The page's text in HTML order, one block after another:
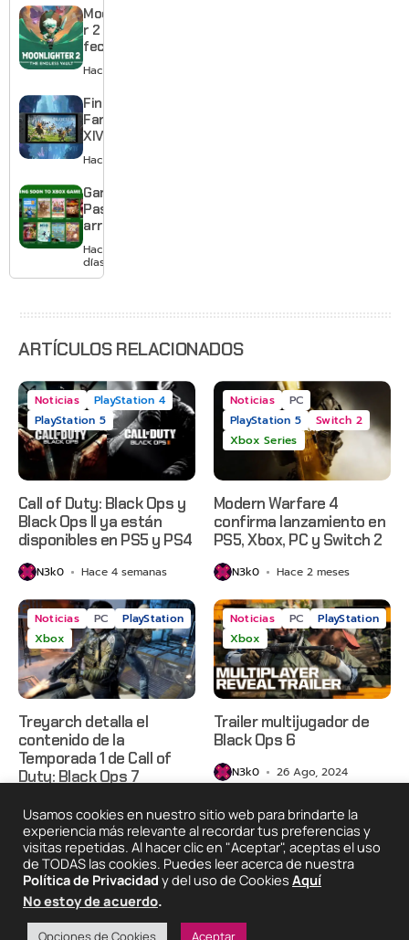
estreno
anticipado
en Netflix
Moonlighte
r 2 ya tiene
fecha y
puedes
quedarte
gratis con
el primero
Hace 2 días
Final
Fantasy
XIV llega a
Switch 2 y
te deja
jugar un
mes sin
pagar
suscripción
Hace 3 días
Game
Pass
arranca
agosto
con
Gears of
2 y más
Hace 3
días
ARTÍCULOS RELACIONADOS
Noticias
PlayStation 4
PlayStation 5
Call of Duty: Black Ops y
Black Ops II ya están
disponibles en PS5 y PS4
N3k0 Hace 4 semanas
Noticias
PC
PlayStation 5
Switch 2
Xbox Series
Modern Warfare 4
confirma lanzamiento en
PS5, Xbox, PC y Switch 2
N3k0 Hace 2 meses
Noticias PC
PlayStation
Xbox
Treyarch detalla el
contenido de la
Temporada 1 de Call of
Duty: Black Ops 7
N3k0 Hace 10 meses
Noticias PC
PlayStation
Xbox
Trailer multijugador de
Black Ops 6
N3k0 26 Ago, 2024
2025 © Degeneraciónx.com | Anime, Games & Nothing
Quiénes
Somos
Condiciones De
Uso Privacidad
Usamos cookies en nuestro sitio web para brindarte la
experiencia más relevante al recordar tus preferencias y
visitas repetidas. Al hacer clic en "Aceptar", aceptas el uso
de TODAS las cookies. Puedes leer acerca de nuestra
Política de Privacidad y del uso de Cookies Aquí
No estoy de acuerdo.
Opciones de Cookies Aceptar